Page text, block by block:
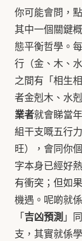
你可能會問，
其中一個關鍵
態平衡哲學。
行（金、木、
之間有「相生
者金剋木、水
業者就會睇當
組干支嘅五行
旺），會同你
字本身已經好
有衝突；但如
機遇。呢啲就
「吉凶預測」
支，其實就係